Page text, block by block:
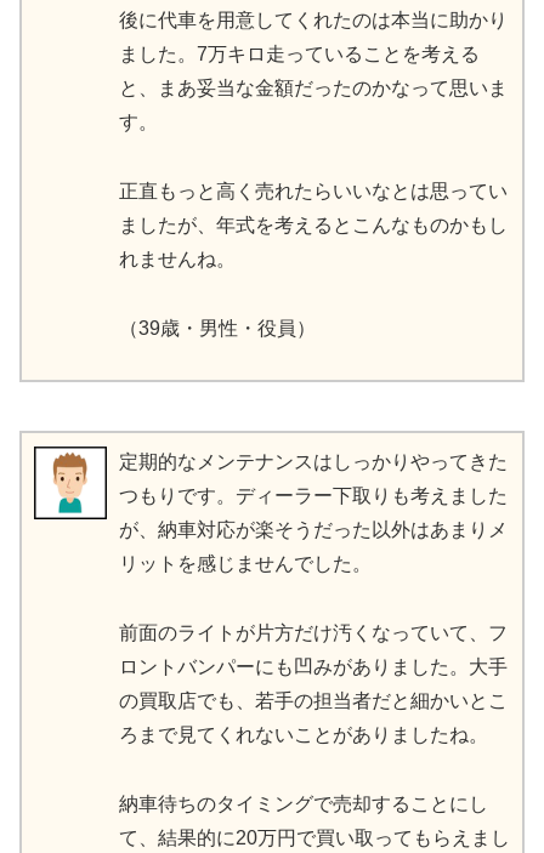
後に代車を用意してくれたのは本当に助かり
ました。7万キロ走っていることを考える
と、まあ妥当な金額だったのかなって思いま
す。
正直もっと高く売れたらいいなとは思ってい
ましたが、年式を考えるとこんなものかもし
れませんね。
（39歳・男性・役員）
定期的なメンテナンスはしっかりやってきた
つもりです。ディーラー下取りも考えました
が、納車対応が楽そうだった以外はあまりメ
リットを感じませんでした。
前面のライトが片方だけ汚くなっていて、フ
ロントバンパーにも凹みがありました。大手
の買取店でも、若手の担当者だと細かいとこ
ろまで見てくれないことがありましたね。
納車待ちのタイミングで売却することにし
て、結果的に20万円で買い取ってもらえまし